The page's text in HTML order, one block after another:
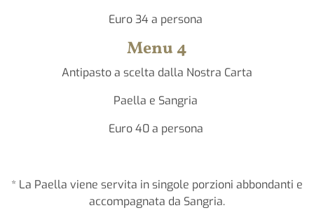
Euro 34 a persona
Menu 4
Antipasto a scelta dalla Nostra Carta
Paella e Sangria
Euro 40 a persona
* La Paella viene servita in singole porzioni abbondanti e
accompagnata da Sangria.